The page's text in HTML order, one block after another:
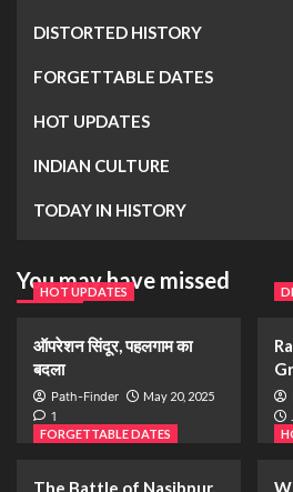
DISTORTED HISTORY
FORGETTABLE DATES
HOT UPDATES
INDIAN CULTURE
TODAY IN HISTORY
You may have missed
HOT UPDATES
ऑपरेशन सिंदूर, पहलगाम का
बदला
Path-Finder May 20, 2025
1
FORGETTABLE DATES
The Battle of Nasibpur,